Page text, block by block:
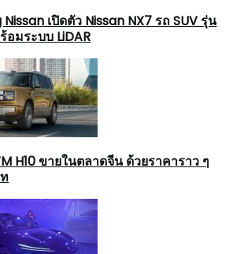
เปิดตัว Nissan NX7 รถ SUV รุ่น
มระบบ LiDAR
H10 ขายในตลาดจีน ด้วยราคาราว ๆ